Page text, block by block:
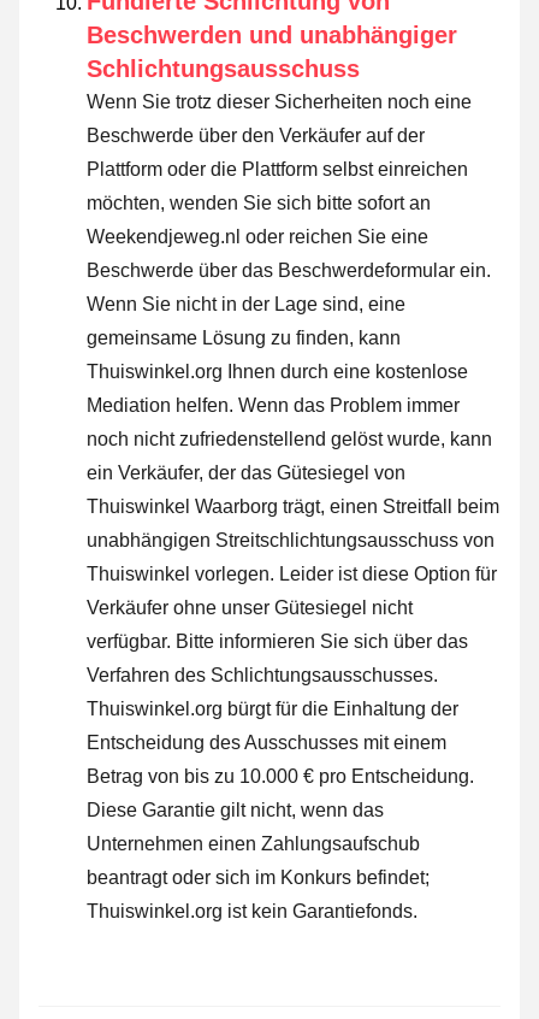
Beschwerden und unabhängiger
Schlichtungsausschuss
Wenn Sie trotz dieser Sicherheiten noch eine
Beschwerde über den Verkäufer auf der
Plattform oder die Plattform selbst einreichen
möchten, wenden Sie sich bitte sofort an
Weekendjeweg.nl oder reichen Sie eine
Beschwerde über das Beschwerdeformular ein.
Wenn Sie nicht in der Lage sind, eine
gemeinsame Lösung zu finden, kann
Thuiswinkel.org Ihnen durch eine kostenlose
Mediation helfen. Wenn das Problem immer
noch nicht zufriedenstellend gelöst wurde, kann
ein Verkäufer, der das Gütesiegel von
Thuiswinkel Waarborg trägt, einen Streitfall beim
unabhängigen Streitschlichtungsausschuss von
Thuiswinkel vorlegen. Leider ist diese Option für
Verkäufer ohne unser Gütesiegel nicht
verfügbar. Bitte informieren Sie sich über das
Verfahren des Schlichtungsausschusses.
Thuiswinkel.org bürgt für die Einhaltung der
Entscheidung des Ausschusses mit einem
Betrag von bis zu 10.000 € pro Entscheidung.
Diese Garantie gilt nicht, wenn das
Unternehmen einen Zahlungsaufschub
beantragt oder sich im Konkurs befindet;
Thuiswinkel.org ist kein Garantiefonds.